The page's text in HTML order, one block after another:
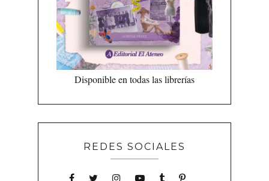
Disponible en todas las librerías
REDES SOCIALES